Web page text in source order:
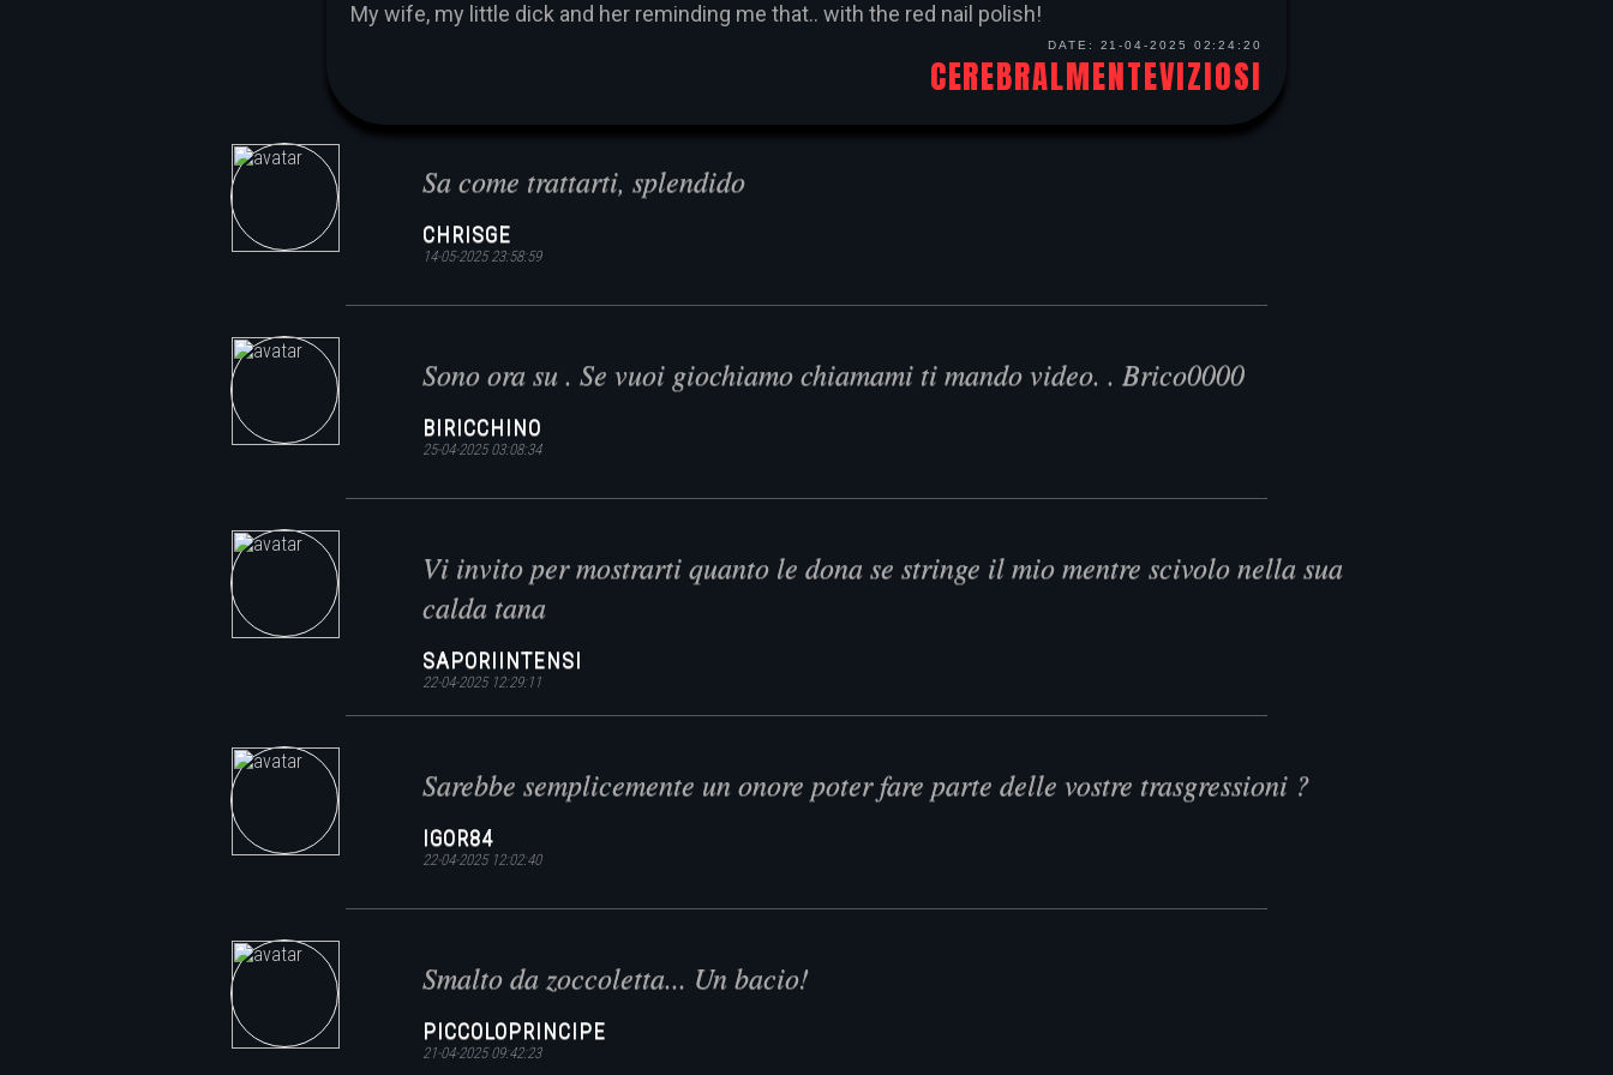
My wife, my little dick and her reminding me that.. with the red nail polish!
DATE: 21-04-2025 02:24:20
CEREBRALMENTEVIZIOSI
Sa come trattarti, splendido
CHRISGE
14-05-2025 23:58:59
Sono ora su . Se vuoi giochiamo chiamami ti mando video. . Brico0000
BIRICCHINO
25-04-2025 03:08:34
Vi invito per mostrarti quanto le dona se stringe il mio mentre scivolo nella sua
calda tana
SAPORIINTENSI
22-04-2025 12:29:11
Sarebbe semplicemente un onore poter fare parte delle vostre trasgressioni ?
IGOR84
22-04-2025 12:02:40
Smalto da zoccoletta... Un bacio!
PICCOLOPRINCIPE
21-04-2025 09:42:23